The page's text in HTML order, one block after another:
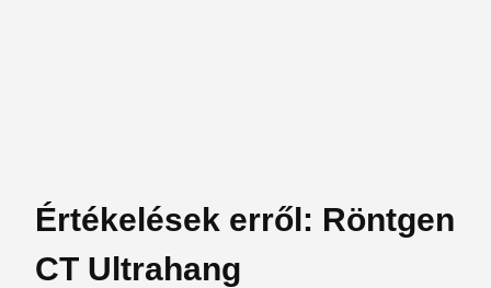
Értékelések erről: Röntgen
CT Ultrahang